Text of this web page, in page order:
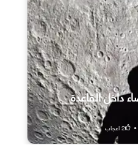
داخل القاعدة
•
2اعجاب